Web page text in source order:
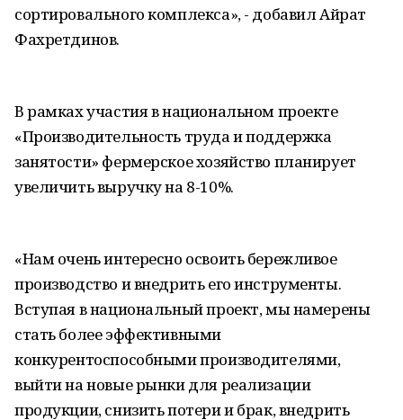
сортировального комплекса», - добавил Айрат
Фахретдинов.
В рамках участия в национальном проекте
«Производительность труда и поддержка
занятости» фермерское хозяйство планирует
увеличить выручку на 8-10%.
«Нам очень интересно освоить бережливое
производство и внедрить его инструменты.
Вступая в национальный проект, мы намерены
стать более эффективными
конкурентоспособными производителями,
выйти на новые рынки для реализации
продукции, снизить потери и брак, внедрить